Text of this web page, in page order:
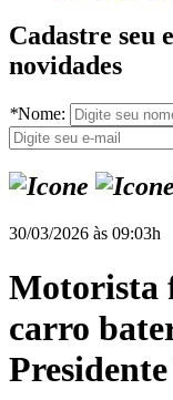
Cadastre seu
novidades
*Nome:
30/03/2026 às 09:03h
Motorista
carro